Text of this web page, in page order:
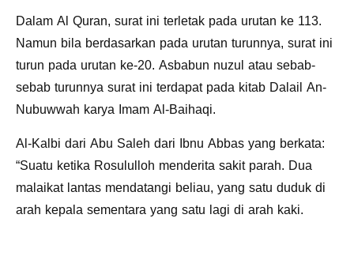
Dalam Al Quran, surat ini terletak pada urutan ke 113.
Namun bila berdasarkan pada urutan turunnya, surat ini
turun pada urutan ke-20. Asbabun nuzul atau sebab-
sebab turunnya surat ini terdapat pada kitab Dalail An-
Nubuwwah karya Imam Al-Baihaqi.
Al-Kalbi dari Abu Saleh dari Ibnu Abbas yang berkata:
“Suatu ketika Rosululloh menderita sakit parah. Dua
malaikat lantas mendatangi beliau, yang satu duduk di
arah kepala sementara yang satu lagi di arah kaki.